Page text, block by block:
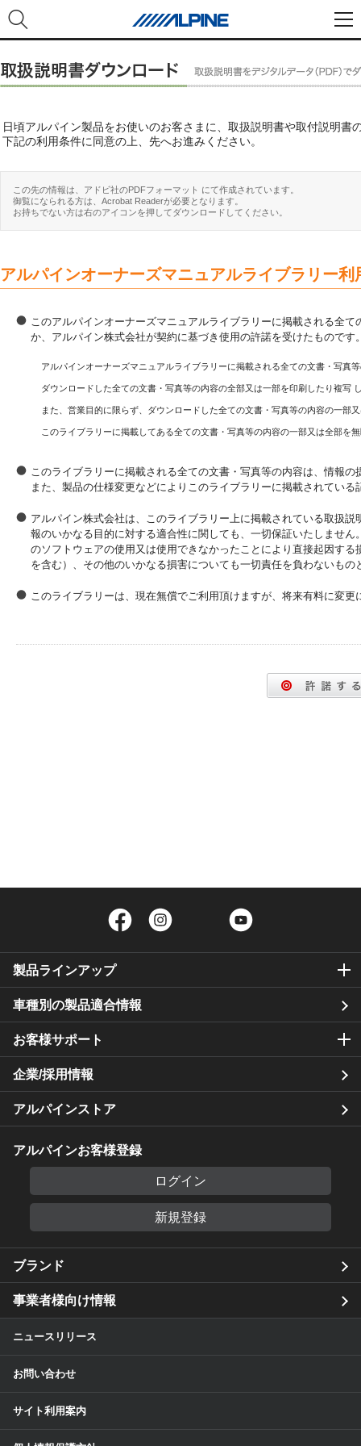
日頃アルパイン製品をお使いのお客さまに、取扱説明書や取付説明書
下記の利用条件に同意の上、先へお進みください。
この先の情報は、アドビ社のPDFフォーマット にて作成されています。
御覧になられる方は、Acrobat Readerが必要となります。
お持ちでない方は右のアイコンを押してダウンロードしてください。
アルパインオーナーズマニュアルライブラリー利
このアルパインオーナーズマニュアルライブラリーに掲載される全
か、アルパイン株式会社が契約に基づき使用の許諾を受けたもので
アルパインオーナーズマニュアルライブラリーに掲載される全ての文書・写真
ダウンロードした全ての文書・写真等の内容の全部又は一部を印刷したり複写
また、営業目的に限らず、ダウンロードした全ての文書・写真等の内容の一
このライブラリーに掲載してある全ての文書・写真等の内容の一部又は全部を
このライブラリーに掲載される全ての文書・写真等の内容は、情報
また、製品の仕様変更などによりこのライブラリーに掲載されてい
アルパイン株式会社は、このライブラリー上に掲載されている取扱
報のいかなる目的に対する適合性に関しても、一切保証いたしませ
のソフトウェアの使用又は使用できなかったことにより直接起因す
を含む）、その他のいかなる損害についても一切責任を負わないもの
このライブラリーは、現在無償でご利用頂けますが、将来有料に変
Facebook Twitter
製品ラインアップ
車種別の製品適合情報
お客様サポート
企業/採用情報
アルパインストア
アルパインお客様登録
ログイン
新規登録
ブランド
事業者様向け情報
ニュースリリース
お問い合わせ
サイト利用案内